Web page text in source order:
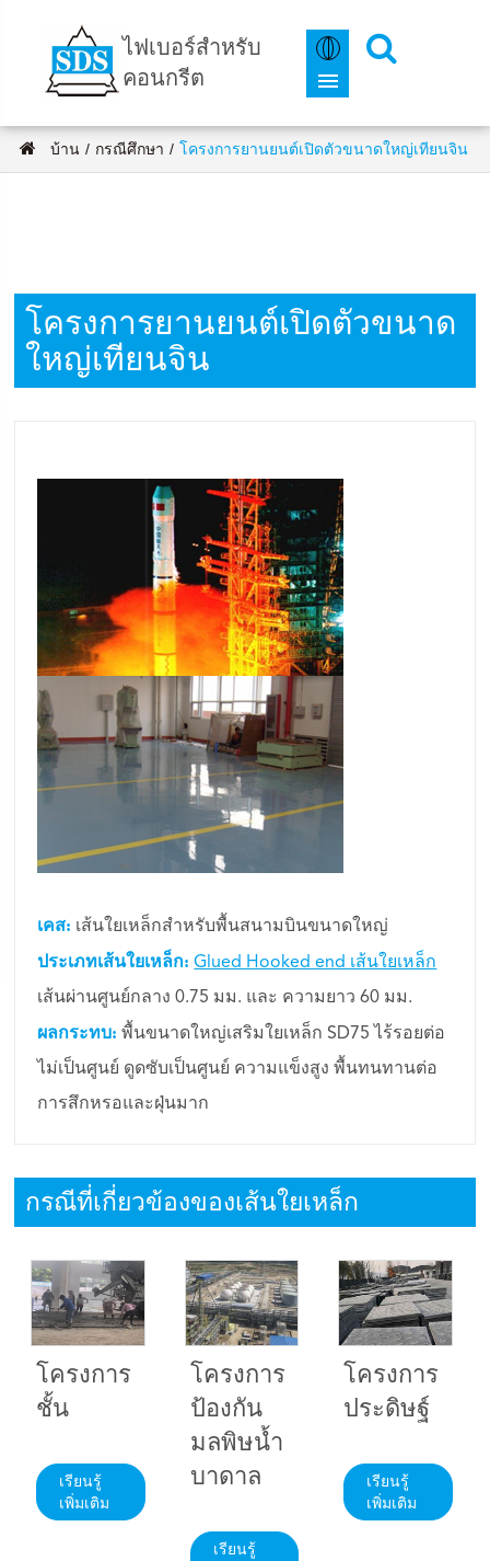
ไฟเบอร์สำหรับ
คอนกรีต
บ้าน กรณีศึกษา โครงการยานยนต์เปิดตัวขนาดใหญ่เทียนจิน
โครงการยานยนต์เปิดตัวขนาด
ใหญ่เทียนจิน
เคส: เส้นใยเหล็กสำหรับพื้นสนามบินขนาดใหญ่
ประเภทเส้นใยเหล็ก: Glued Hooked end เส้นใยเหล็ก
เส้นผ่านศูนย์กลาง 0.75 มม. และ ความยาว 60 มม.
ผลกระทบ: พื้นขนาดใหญ่เสริมใยเหล็ก SD75 ไร้รอยต่อ
ไม่เป็นศูนย์ ดูดซับเป็นศูนย์ ความแข็งสูง พื้นทนทานต่อ
การสึกหรอและฝุ่นมาก
กรณีที่เกี่ยวข้องของเส้นใยเหล็ก
โครงการ
ชั้น
เรียนรู้
เพิ่มเติม
โครงการ
ป้องกัน
มลพิษน้ำ
บาดาล
เรียนรู้
โครงการ
ประดิษฐ์
เรียนรู้
เพิ่มเติม